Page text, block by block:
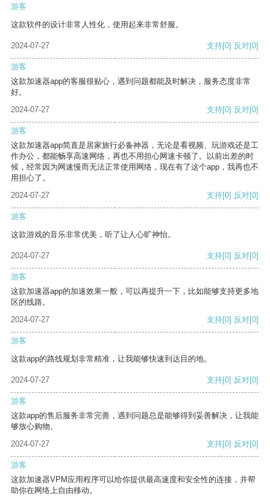
游客
这款软件的设计非常人性化，使用起来非常舒服。
2024-07-27 支持[0] 反对[0]
游客
这款加速器app的客服很贴心，遇到问题都能及时解决，服务态度非常
好。
2024-07-27
支持[0] 反对[0]
游客
这款加速器app简直是居家旅行必备神器，无论是看视频、玩游戏还是工
作办公，都能畅享高速网络，再也不用担心网速卡顿了。以前出差的时
候，经常因为网速慢而无法正常使用网络，现在有了这个app，我再也不
用担心了。
2024-07-27
支持[0] 反对[0]
游客
这款游戏的音乐非常优美，听了让人心旷神怡。
2024-07-27 支持[0] 反对[0]
游客
这款加速器app的加速效果一般，可以再提升一下，比如能够支持更多地
区的线路。
2024-07-27
支持[0] 反对[0]
游客
这款app的路线规划非常精准，让我能够快速到达目的地。
2024-07-27 支持[0] 反对[0]
游客
这款app的售后服务非常完善，遇到问题总是能够得到妥善解决，让我能
够放心购物。
2024-07-27
支持[0] 反对[0]
游客
这款加速器VPM应用程序可以给你提供最高速度和安全性的连接，并帮
助你在网络上自由移动。